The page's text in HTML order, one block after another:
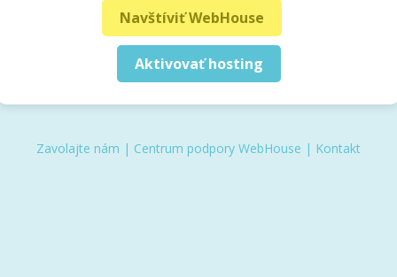
Navštíviť WebHouse
Aktivovať hosting
Zavolajte nám | Centrum podpory WebHouse | Kontakt